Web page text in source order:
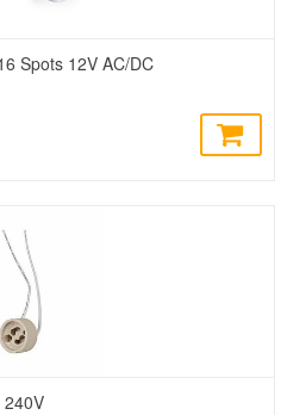
Spots 12V AC/DC